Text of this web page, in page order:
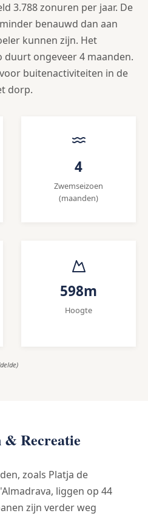
3.788 zonuren per jaar. De
benauwd dan aan
kunnen zijn. Het
duurt ongeveer 4 maanden.
buitenactiviteiten in de
dorp.
4
Zwemseizoen
(maanden)
598m
Hoogte
& Recreatie
zoals Platja de
liggen op 44
zijn verder weg